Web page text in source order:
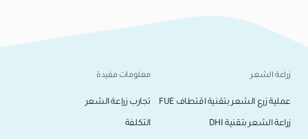
زراعة الشعر
عملية زرع الشعر بتقنية اقتطاف FUE
زراعة الشعر بتقنية DHI
معلومات مفيدة
تجارب زراعة الشعر
التكلفة